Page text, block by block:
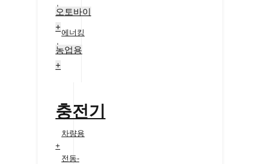
+
오토바이
+
에너킹
+
농업용
+
충전기
차량용
+
전동-